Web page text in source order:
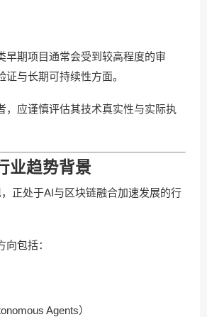
早期项目通常会受到较高程度的审
与长期可持续性方面。
，应谨慎评估其技术真实性与实际执
业趋势背景
正处于AI与区块链融合加速发展的行
包括：
Agents）